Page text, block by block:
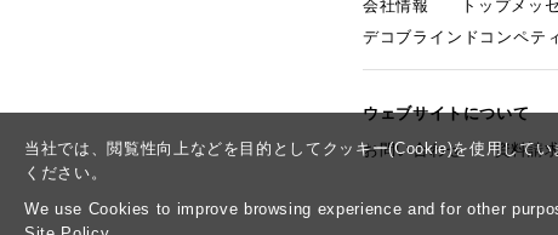
当社では、閲覧性向上などを目的としてクッキー(Cookie)を使用して
ください。
We use Cookies to improve browsing experience and for other
会社情報
トップメッ
デコブラインドコンペテ
ウェブサイトについて
お問い合わせ
資料請